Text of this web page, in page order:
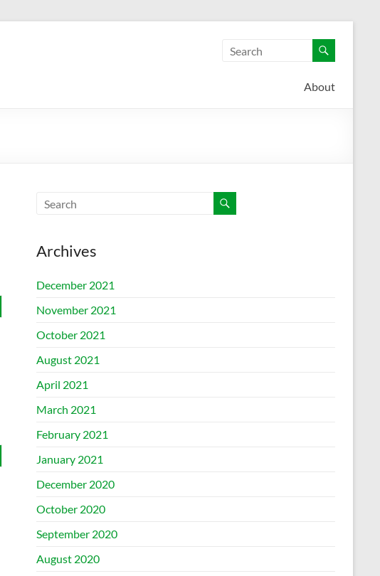
About
Archives
December 2021
November 2021
October 2021
August 2021
April 2021
March 2021
February 2021
January 2021
December 2020
October 2020
September 2020
August 2020